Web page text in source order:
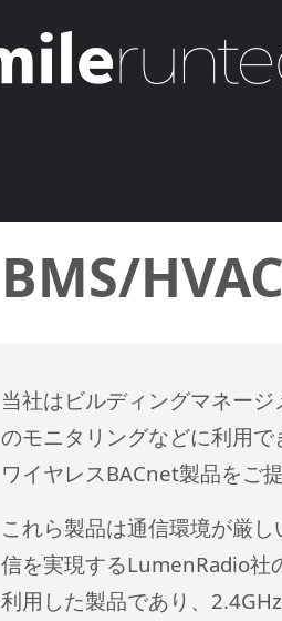
BMS/
当社はビルディングマネー
のモニタリングなどに利用で
ワイヤレスBACnet製品をご
これら製品は通信環境が厳
信を実現するLumenRadio社
利用した製品であり、